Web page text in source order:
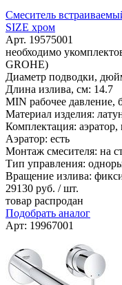
Смеситель
SIZE хром
Арт. 19575001
необходимо
GROHE)
Диаметр подводки,
Длина излива, см: 14.7
MIN рабочее давление,
Материал изделия:
Комплектация: аэратор,
Аэратор: есть
Монтаж смесителя: на
Тип управления:
Вращение излива:
29130 руб. / шт.
товар распродан
Подобрать аналог
Арт: 19967001